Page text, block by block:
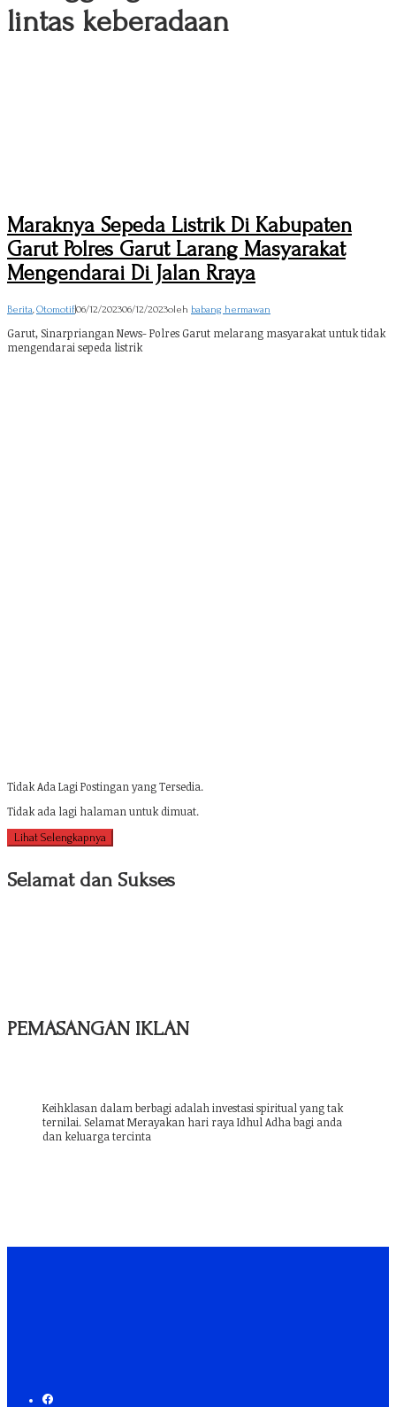
lintas keberadaan
Maraknya Sepeda Listrik Di Kabupaten
Garut Polres Garut Larang Masyarakat
Mengendarai Di Jalan Rraya
Berita,Otomotif|06/12/202306/12/2023oleh babang hermawan
Garut, Sinarpriangan News- Polres Garut melarang masyarakat untuk tidak
mengendarai sepeda listrik
Tidak Ada Lagi Postingan yang Tersedia.
Tidak ada lagi halaman untuk dimuat.
Lihat Selengkapnya
Selamat dan Sukses
PEMASANGAN IKLAN
Keihklasan dalam berbagi adalah investasi spiritual yang tak
ternilai. Selamat Merayakan hari raya Idhul Adha bagi anda
dan keluarga tercinta